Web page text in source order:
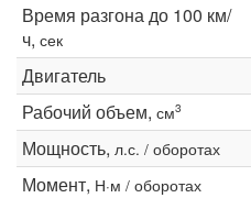
Время разгона до 100 км/
ч, сек
Двигатель
Рабочий объем, см3
Мощность, л.с. / оборотах
Момент, Н·м / оборотах